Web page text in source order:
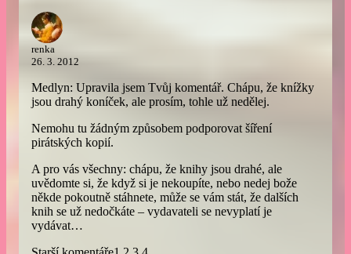
renka
26. 3. 2012
Medlyn: Upravila jsem Tvůj komentář. Chápu, že knížky
jsou drahý koníček, ale prosím, tohle už nedělej.
Nemohu tu žádným způsobem podporovat šíření
pirátských kopií.
A pro vás všechny: chápu, že knihy jsou drahé, ale
uvědomte si, že když si je nekoupíte, nebo nedej bože
někde pokoutně stáhnete, může se vám stát, že dalších
knih se už nedočkáte – vydavateli se nevyplatí je
vydávat…